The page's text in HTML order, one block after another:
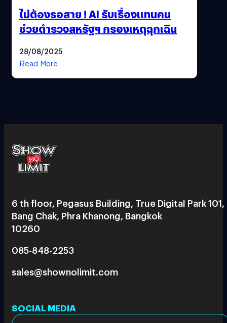
ไม่ต้องรอสาย ! AI รับเรื่องแทนคน
ช่วยตำรวจสหรัฐฯ กรองเหตุฉุกเฉิน
28/08/2025
Read More
6 th floor, Pegasus Building, True Digital Park 101,
Bang Chak, Phra Khanong, Bangkok
10260
085-848-2253
sales@shownolimit.com
SOCIAL MEDIA